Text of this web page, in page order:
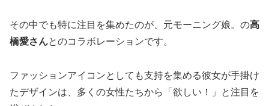
その中でも特に注目を集めたのが、元モーニング娘。の高
橋愛さんとのコラボレーションです。
ファッションアイコンとしても支持を集める彼女が手掛け
たデザインは、多くの女性たちから「欲しい！」と注目を